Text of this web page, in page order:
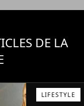
DE LA
LIFESTYLE